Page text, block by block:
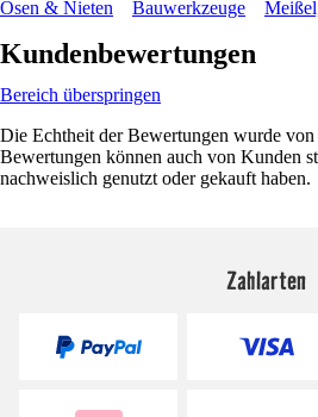
Ösen & Nieten Bauwerkzeuge
Kundenbewertungen
Bereich überspringen
Die Echtheit der Bewertungen wurde
Bewertungen können auch von Kunden
nachweislich genutzt oder gekauft haben.
Zahlarten